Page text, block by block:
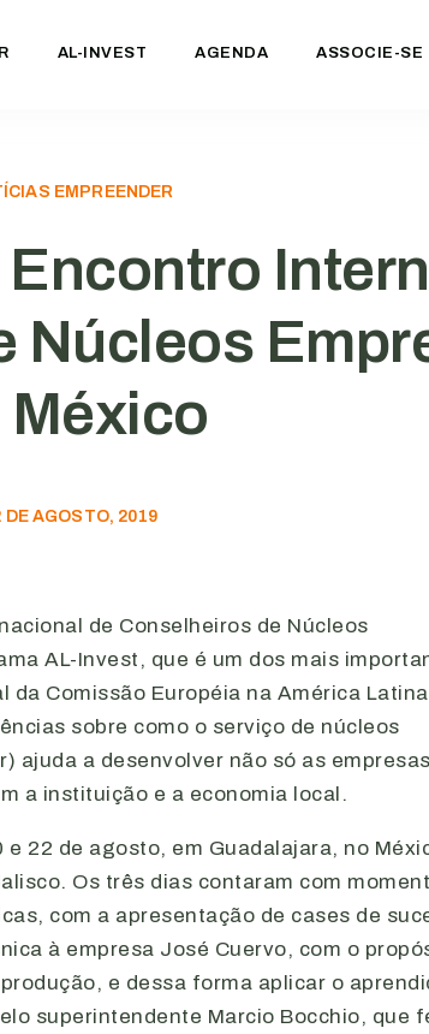
AL-INVEST AGENDA ASSOCIE-SE
EMPREENDER
Núcleos
México
DE AGOSTO, 2019
de Conselheiros de Núcleos
AL-Invest, que é um dos mais
Comissão Européia na América
sobre como o serviço de núcleos
ajuda a desenvolver não só as
a instituição e a economia local.
22 de agosto, em Guadalajara, no
Os três dias contaram com
com a apresentação de cases de
à empresa José Cuervo, com o
e dessa forma aplicar o
superintendente Marcio Bocchio, que